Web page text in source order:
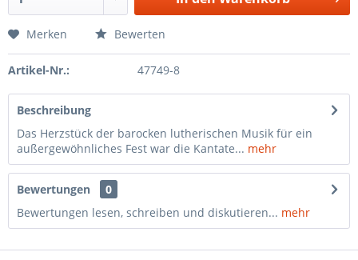
Merken Bewerten
Artikel-Nr.: 47749-8
Beschreibung
Das Herzstück der barocken lutherischen Musik für ein
außergewöhnliches Fest war die Kantate... mehr
Bewertungen
0
Bewertungen lesen, schreiben und diskutieren... mehr